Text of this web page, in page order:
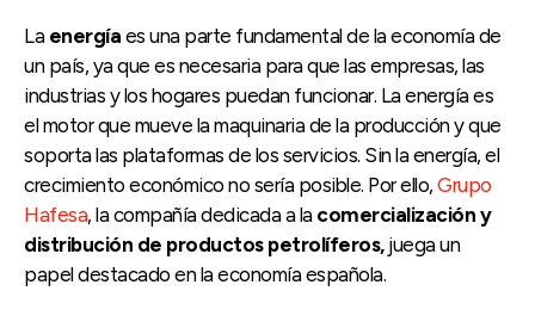
La energía es una parte fundamental de la economía de
un país, ya que es necesaria para que las empresas, las
industrias y los hogares puedan funcionar. La energía es
el motor que mueve la maquinaria de la producción y que
soporta las plataformas de los servicios. Sin la energía, el
crecimiento económico no sería posible. Por ello, Grupo
Hafesa, la compañía dedicada a la comercialización y
distribución de productos petrolíferos,juega un
papel destacado en la economía española.